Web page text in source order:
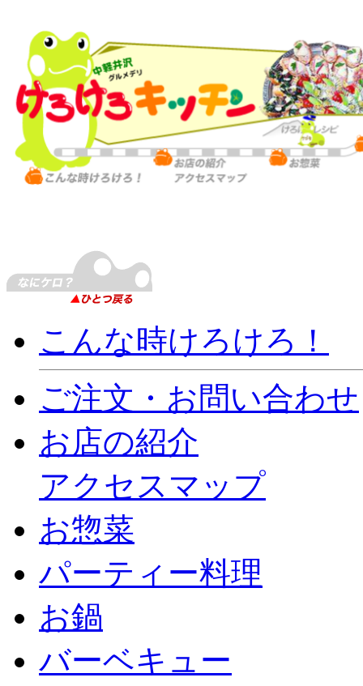
こんな時けろけろ！
ご注文・お問い合わせ
お店の紹介
アクセスマップ
お惣菜
パーティー料理
お鍋
バーベキュー